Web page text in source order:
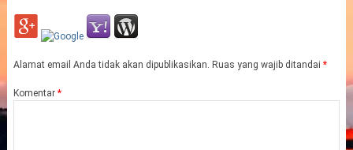
Alamat email Anda tidak akan dipublikasikan. Ruas yang wajib ditandai *
Komentar *